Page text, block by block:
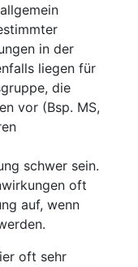
in der
liegen für
die
vor (Bsp. MS,
schwer sein.
oft
auf, wenn
oft sehr